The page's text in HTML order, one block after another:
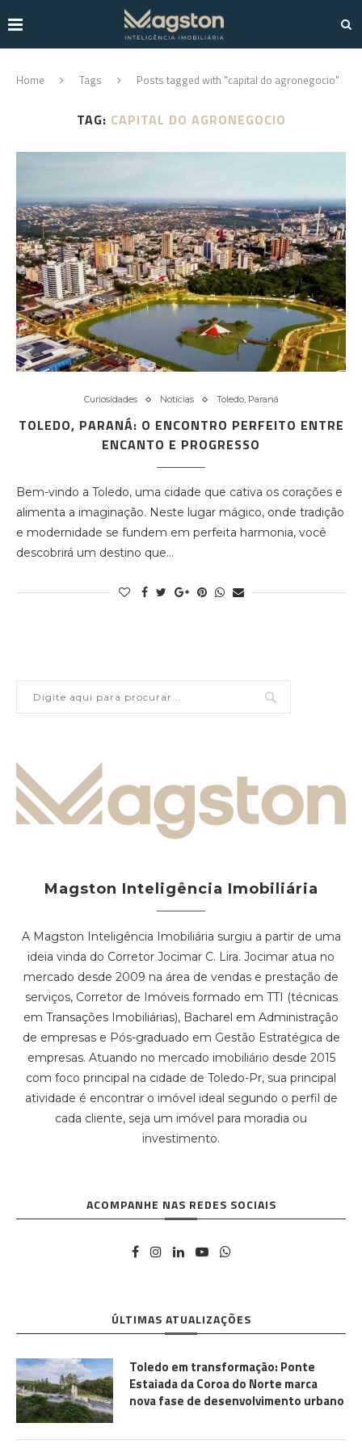
Home Tags Posts tagged with "capital do agronegocio"
TAG: CAPITAL DO AGRONEGOCIO
Curiosidades Notícias Toledo, Paraná
TOLEDO, PARANÁ: O ENCONTRO PERFEITO ENTRE
ENCANTO E PROGRESSO
Bem-vindo a Toledo, uma cidade que cativa os corações e
alimenta a imaginação. Neste lugar mágico, onde tradição
e modernidade se fundem em perfeita harmonia, você
descobrirá um destino que…
Magston Inteligência Imobiliária
A Magston Inteligência Imobiliária surgiu a partir de uma
ideia vinda do Corretor Jocimar C. Lira. Jocimar atua no
mercado desde 2009 na área de vendas e prestação de
serviços, Corretor de Imóveis formado em TTI (técnicas
em Transações Imobiliárias), Bacharel em Administração
de empresas e Pós-graduado em Gestão Estratégica de
empresas. Atuando no mercado imobiliário desde 2015
com foco principal na cidade de Toledo-Pr, sua principal
atividade é encontrar o imóvel ideal segundo o perfil de
cada cliente, seja um imóvel para moradia ou
investimento.
ACOMPANHE NAS REDES SOCIAIS
ÚLTIMAS ATUALIZAÇÕES
Toledo em transformação: Ponte
Estaiada da Coroa do Norte marca
nova fase de desenvolvimento urbano